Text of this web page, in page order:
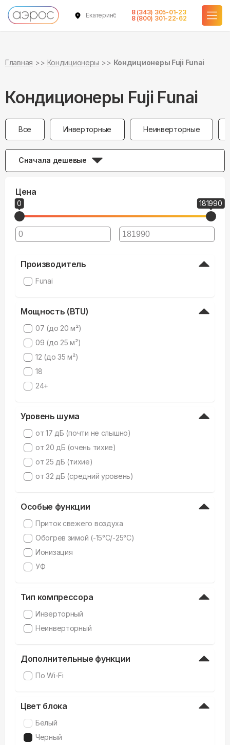
Екатеринбург
8 (343) 305-01-23
8 (800) 301-22-62
Главная Кондиционеры Кондиционеры Fuji Funai
Кондиционеры Fuji Funai
Все Инверторные Неинверторные
Сначала дешевые
Цена
0 181990
Производитель
Funai
Мощность (BTU)
07 (до 20 м²)
09 (до 25 м²)
12 (до 35 м²)
18
24+
Уровень шума
от 17 дБ (почти не слышно)
от 20 дБ (очень тихие)
от 25 дБ (тихие)
от 32 дБ (средний уровень)
Особые функции
Приток свежего воздуха
Обогрев зимой (-15°C/-25°C)
Ионизация
УФ
Тип компрессора
Инверторный
Неинверторный
Дополнительные функции
По Wi-Fi
Цвет блока
Белый
Черный